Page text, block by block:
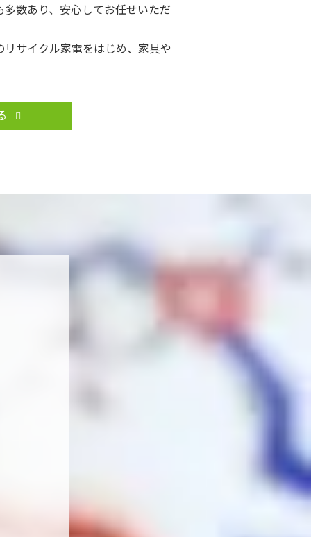
数あり、安心してお任せいただ
サイクル家電をはじめ、家具や
しています。
も確保しているため、まだ使用